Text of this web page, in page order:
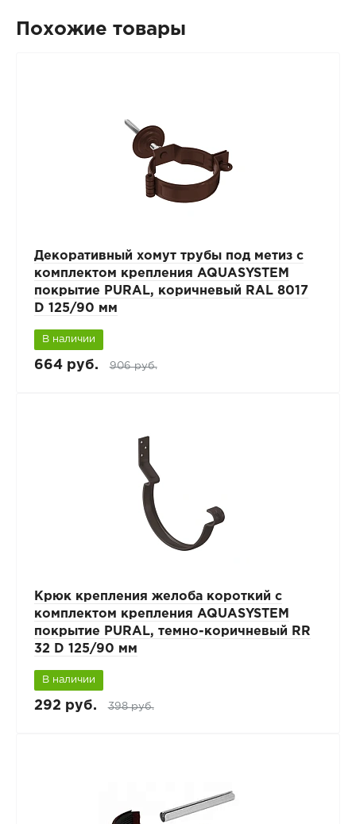
Похожие товары
Декоративный хомут трубы под метиз с
комплектом крепления AQUASYSTEM
покрытие PURAL, коричневый RAL 8017
D 125/90 мм
В наличии
664 руб. 906 руб.
Крюк крепления желоба короткий с
комплектом крепления AQUASYSTEM
покрытие PURAL, темно-коричневый RR
32 D 125/90 мм
В наличии
292 руб. 398 руб.